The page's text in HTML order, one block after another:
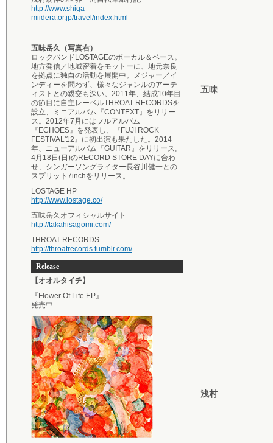
http://www.shiga-
miidera.or.jp/travel/index.html
五味岳久（写真右）
ロックバンドLOSTAGEのボーカル＆ベース。
地方発信／地域密着をモットーに、地元奈良
を拠点に独自の活動を展開中。メジャー／イ
ンディーを問わず、様々なジャンルのアーテ
ィストとの親交も深い。2011年、結成10年目
の節目に自主レーベルTHROAT RECORDSを
設立、ミニアルバム『CONTEXT』をリリー
ス。2012年7月にはフルアルバム
『ECHOES』を発表し、『FUJI ROCK
FESTIVAL'12』に初出演も果たした。2014
年、ニューアルバム『GUITAR』をリリース。
4月18日(日)のRECORD STORE DAYに合わ
せ、シンガーソングライター長谷川健一との
スプリット7inchをリリース。
LOSTAGE HP
http://www.lostage.co/
五味岳久オフィシャルサイト
http://takahisagomi.com/
THROAT RECORDS
http://throatrecords.tumblr.com/
Release
【オオルタイチ】
『Flower Of Life EP』
発売中
五味
浅村